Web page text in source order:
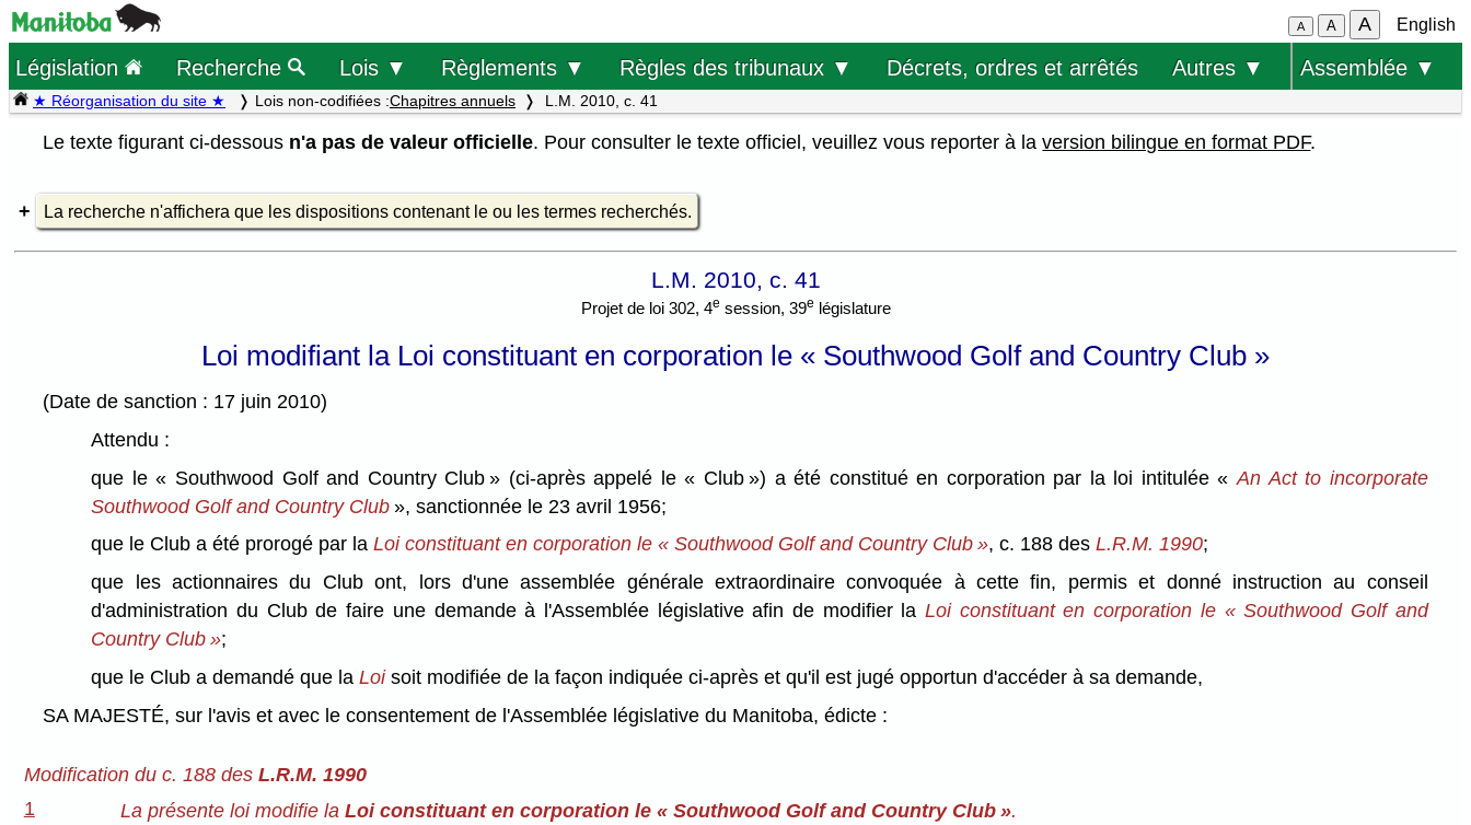
A A A English
Législation Recherche Lois ▼ Règlements ▼ Règles des tribunaux ▼ Décrets, ordres et arrêtés Autres ▼ Assemblée ▼
★ Réorganisation du site ★ Lois non-codifiées :Chapitres annuels L.M. 2010, c. 41
Le texte figurant ci-dessous n'a pas de valeur officielle. Pour consulter le texte officiel, veuillez vous reporter à laversion bilingue en format PDF.
La recherche n'affichera que les dispositions contenant le ou les termes recherchés.
L.M. 2010, c. 41
Projet de loi 302, 4e session, 39e législature
Loi modifiant la Loi constituant en corporation le « Southwood Golf and Country Club »
(Date de sanction : 17 juin 2010)
Attendu :
que le « Southwood Golf and Country Club » (ci-après appelé le « Club ») a été constitué en corporation par la loi intitulée « An Act to incorporate
Southwood Golf and Country Club », sanctionnée le 23 avril 1956;
que le Club a été prorogé par laLoi constituant en corporation le « Southwood Golf and Country Club », c. 188 desL.R.M. 1990;
que les actionnaires du Club ont, lors d'une assemblée générale extraordinaire convoquée à cette fin, permis et donné instruction au conseil
d'administration du Club de faire une demande à l'Assemblée législative afin de modifier laLoi constituant en corporation le « Southwood Golf and
Country Club »;
que le Club a demandé que laLoisoit modifiée de la façon indiquée ci-après et qu'il est jugé opportun d'accéder à sa demande,
SA MAJESTÉ, sur l'avis et avec le consentement de l'Assemblée législative du Manitoba, édicte :
Modification du c. 188 des L.R.M. 1990
1
La présente loi modifie la Loi constituant en corporation le « Southwood Golf and Country Club ».